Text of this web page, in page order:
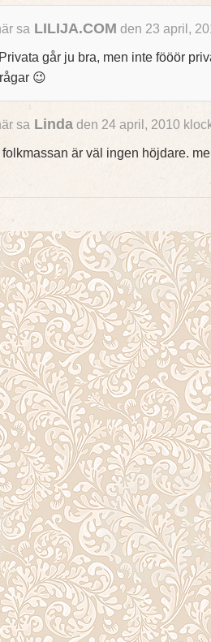
sa LILIJA.COM den 23 april,
går ju bra, men inte fööör
😉
sa Lindaden 24 april, 2010
är väl ingen höjdare.